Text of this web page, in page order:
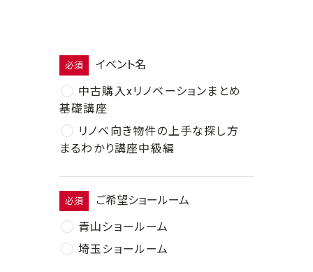
必須
イベント名
中古購入xリノベーションまとめ
基礎講座
リノベ向き物件の上手な探し方
まるわかり講座中級編
必須
ご希望ショールーム
青山ショールーム
埼玉ショールーム